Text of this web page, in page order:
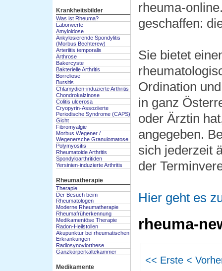
Krankheitsbilder
Was ist Rheuma?
Laborwerte
Amyloidose
Ankylosierende Spondylitis
(Morbus Bechterew)
Arteriitis temporalis
Arthrose
Bakercyste
Bakterielle Arthritis
Borreliose
Bursitis
Chlamydien-induzierte Arthritis
Chondrokalzinose
Colitis ulcerosa
Cryopyrin-Assoziierte
Periodische Syndrome (CAPS)
Gicht
Fibromyalgie
Morbus Wegener /
Wegenersche Granulomatose
Polymyositis
Rheumatoide Arthritis
Spondyloarthritiden
Yersinien-induzierte Arthritis
Rheumatherapie
Therapie
Der Besuch beim
Rheumatologen
Moderne Rheumatherapie
Rheumafrüherkennung
Medikamentöse Therapie
Radon-Heilstollen
Akupunktur bei rheumatischen
Erkrankungen
Radiosynoviorthese
Ganzkörperkältekammer
Medikamente
rheuma-
geschaffen:
Sie bietet
Ordination
in ganz
oder Ärztin
angegeben.
sich jederzeit
der
Hier geht es
rheuma-
<< Erste <